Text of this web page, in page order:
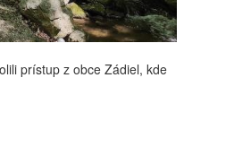
prístup z obce Zádiel, kde